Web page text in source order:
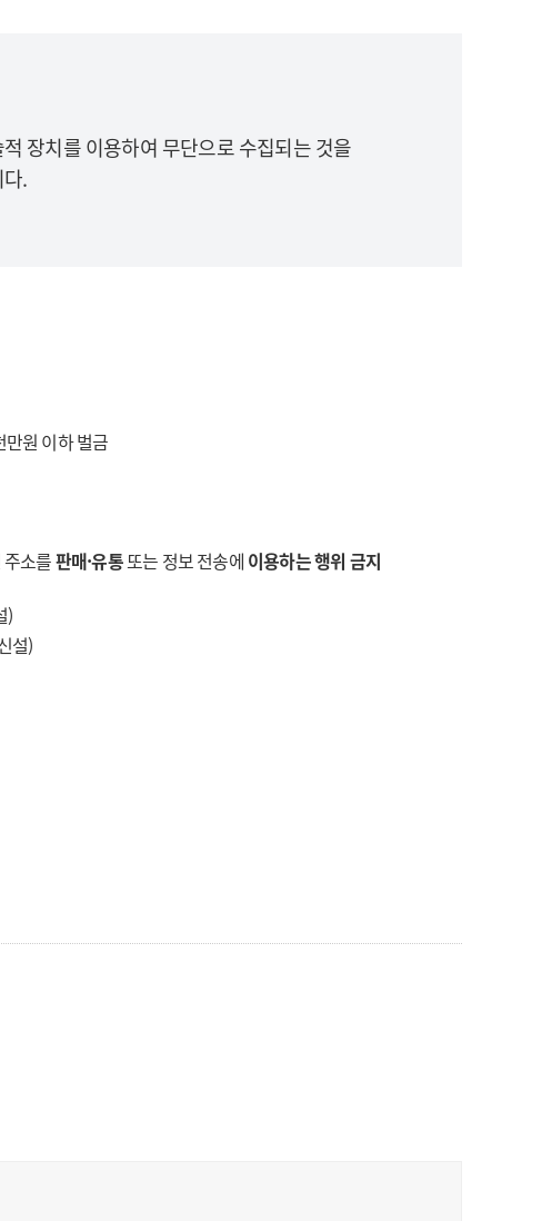
장치를 이용하여 무단으로 수집되는 것을
.
원 이하 벌금
소를판매·유통또는 정보 전송에 이용하는 행위 금지
)
설)